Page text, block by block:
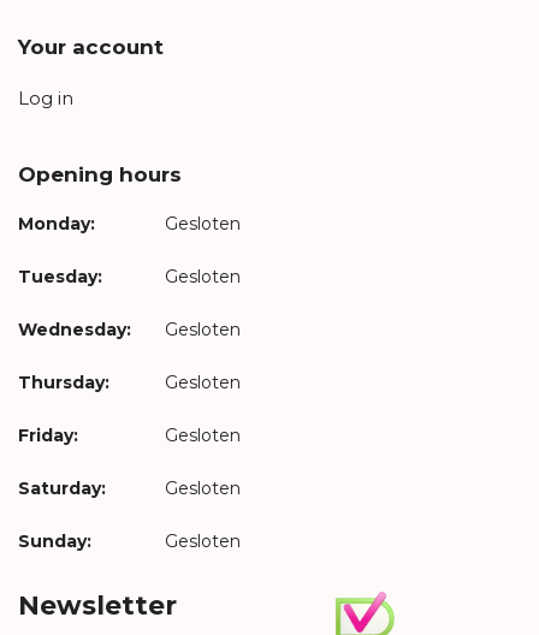
Your account
Log in
Opening hours
Monday: Gesloten
Tuesday: Gesloten
Wednesday: Gesloten
Thursday: Gesloten
Friday: Gesloten
Saturday: Gesloten
Sunday: Gesloten
Newsletter